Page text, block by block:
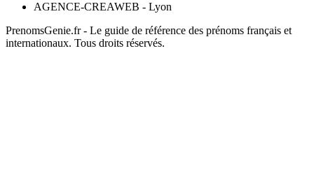
AGENCE-CREAWEB - Lyon
PrenomsGenie.fr - Le guide de référence des prénoms français et
internationaux. Tous droits réservés.